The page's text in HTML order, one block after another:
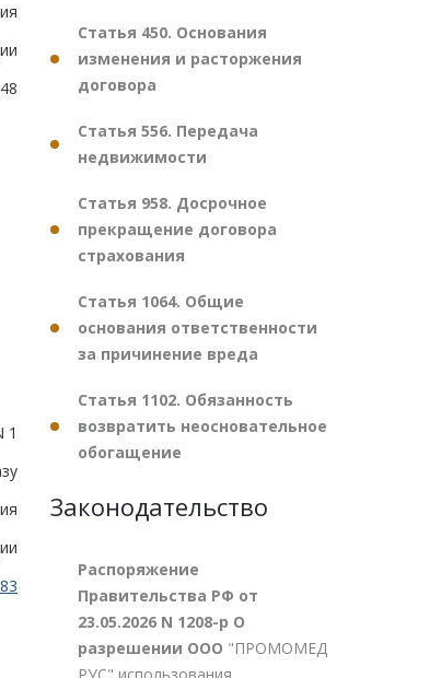
1
Статья 450. Основания
изменения и расторжения
договора
Статья 556. Передача
недвижимости
Статья 958. Досрочное
прекращение договора
страхования
Статья 1064. Общие
основания ответственности
за причинение вреда
Статья 1102. Обязанность
возвратить неосновательное
обогащение
Законодательство
Распоряжение
Правительства РФ от
23.05.2026 N 1208-р О
разрешении ООО "ПРОМОМЕД